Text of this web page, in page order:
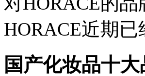
HORACE近期
国产化妆品十